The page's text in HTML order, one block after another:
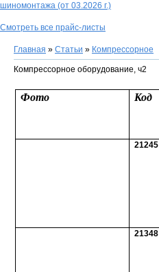
шиномонтажа (от 03.2026 г.)
Смотреть все прайс-листы
Главная » Статьи » Компрессорное
Компрессорное оборудование, ч2
Фото Код
21245
21348